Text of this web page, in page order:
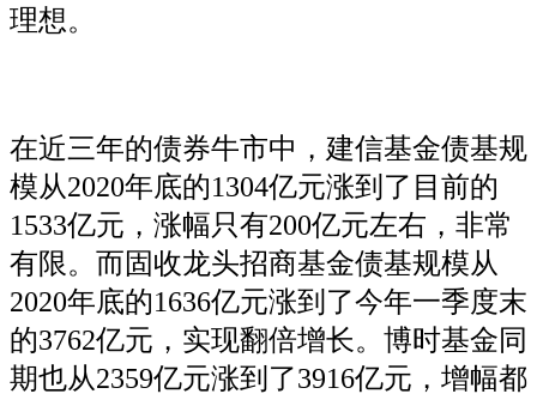
理想。
在近三年的债券牛市中，建信基金债基规
模从2020年底的1304亿元涨到了目前的
1533亿元，涨幅只有200亿元左右，非常
有限。而固收龙头招商基金债基规模从
2020年底的1636亿元涨到了今年一季度末
的3762亿元，实现翻倍增长。博时基金同
期也从2359亿元涨到了3916亿元，增幅都